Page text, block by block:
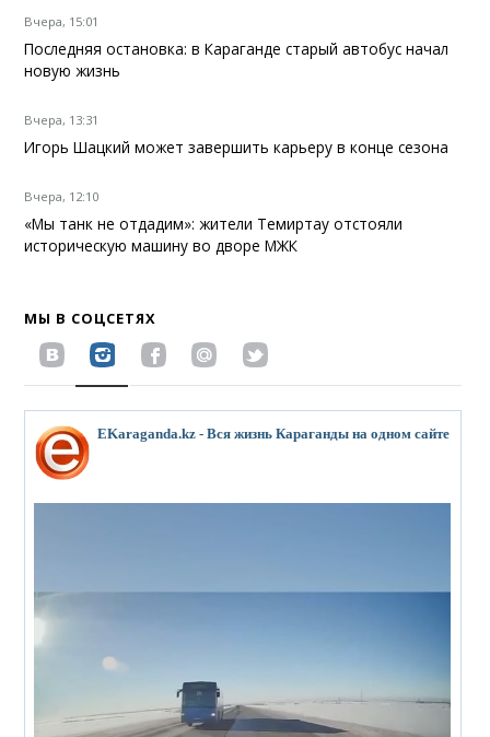
Вчера, 15:01
Последняя остановка: в Караганде старый автобус начал
новую жизнь
Вчера, 13:31
Игорь Шацкий может завершить карьеру в конце сезона
Вчера, 12:10
«Мы танк не отдадим»: жители Темиртау отстояли
историческую машину во дворе МЖК
МЫ В СОЦСЕТЯХ
EKaraganda.kz - Вся жизнь Караганды на одном сайте